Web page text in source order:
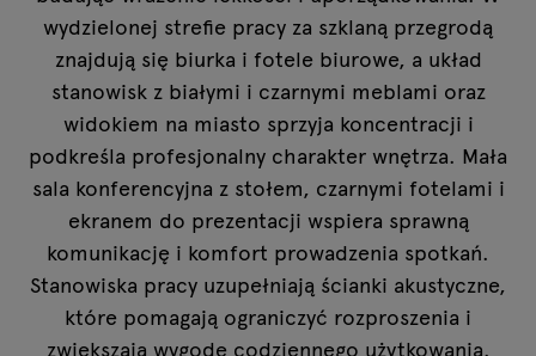
wydzielonej strefie pracy za szklaną przegrodą
znajdują się biurka i fotele biurowe, a układ
stanowisk z białymi i czarnymi meblami oraz
widokiem na miasto sprzyja koncentracji i
podkreśla profesjonalny charakter wnętrza. Mała
sala konferencyjna z stołem, czarnymi fotelami i
ekranem do prezentacji wspiera sprawną
komunikację i komfort prowadzenia spotkań.
Stanowiska pracy uzupełniają ścianki akustyczne,
które pomagają ograniczyć rozproszenia i
zwiększają wygodę codziennego użytkowania.